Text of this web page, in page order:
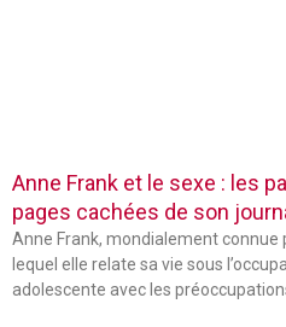
Anne Frank et le sexe : les
pages cachées de son
Anne Frank, mondialement connue
lequel elle relate sa vie sous
adolescente avec les